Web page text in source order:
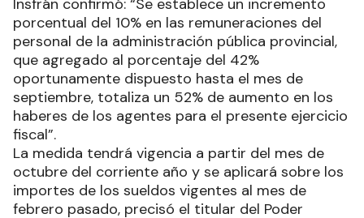
porcentual del 10% en las remuneraciones del
personal de la administración pública provincial,
que agregado al porcentaje del 42%
oportunamente dispuesto hasta el mes de
septiembre, totaliza un 52% de aumento en los
haberes de los agentes para el presente ejercicio
fiscal”.
La medida tendrá vigencia a partir del mes de
octubre del corriente año y se aplicará sobre los
importes de los sueldos vigentes al mes de
febrero pasado, precisó el titular del Poder